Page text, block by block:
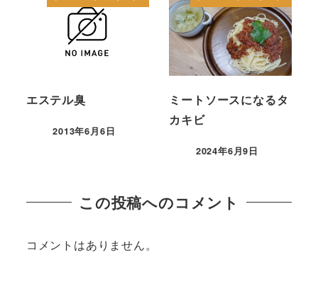
エステル臭
2013年6月6日
ミートソースになるタ
カキビ
2024年6月9日
この投稿へのコメント
コメントはありません。